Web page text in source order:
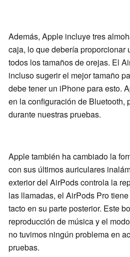
Además, Apple incluye tres
caja, lo que debería proporcionar
todos los tamaños de orejas. El
incluso sugerir el mejor tamaño
debe tener un iPhone para esto.
en la configuración de Bluetooth,
durante nuestras pruebas.
Apple también ha cambiado la
con sus últimos auriculares
exterior del AirPods controla la
las llamadas, el AirPods Pro
tacto en su parte posterior. Este
reproducción de música y el
no tuvimos ningún problema en
pruebas.